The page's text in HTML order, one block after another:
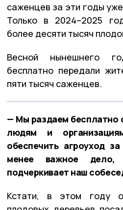
саженцев за эти годы
Только в 2024–2025
более десяти тысяч
Весной нынешнего
бесплатно передали
пяти тысяч саженцев.
— Мы раздаем бесплатно
людям и
обеспечить агроуход
менее важное
подчеркивает наш
Кстати, в этом году